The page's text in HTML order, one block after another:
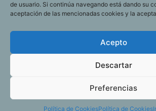
de usuario. Si continúa navegando está dando su
aceptación de las mencionadas cookies y la
Acepto
Descartar
Preferencias
Política de CookiesPolítica de Cookies